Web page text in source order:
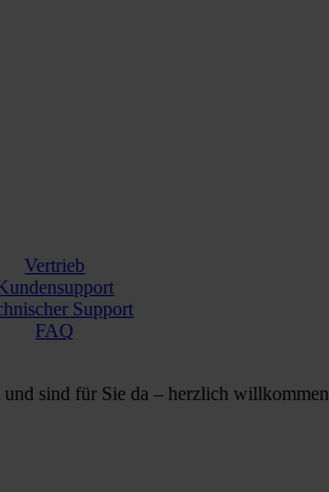
Vertrieb
Support
FAQ
sind für Sie da – herzlich